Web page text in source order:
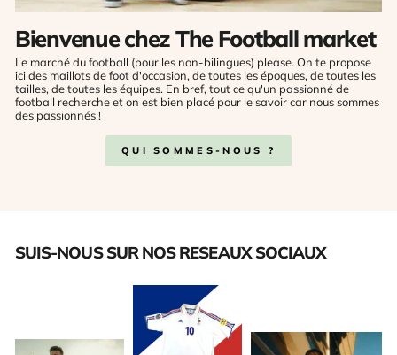
Bienvenue chez The Football market
Le marché du football (pour les non-bilingues) please. On te propose
ici des maillots de foot d'occasion, de toutes les époques, de toutes les
tailles, de toutes les équipes. En bref, tout ce qu'un passionné de
football recherche et on est bien placé pour le savoir car nous sommes
des passionnés !
QUI SOMMES-NOUS ?
SUIS-NOUS SUR NOS RESEAUX SOCIAUX